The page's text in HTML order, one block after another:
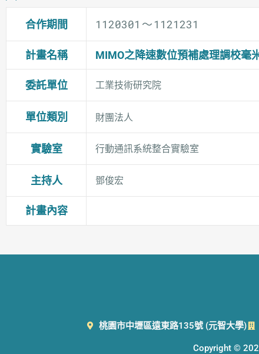
合作期間 1120301 ～1121231
計畫名稱 MIMO之降速數位預補處理調校毫
委託單位 工業技術研究院
單位類別 財團法人
實驗室 行動通訊系統整合實驗室
主持人 鄧俊宏
計畫內容
桃園市中壢區遠東路135號 (元智大學)
Copyright ©